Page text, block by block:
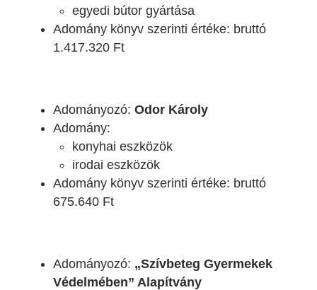
egyedi bútor gyártása
Adomány könyv szerinti értéke: bruttó
1.417.320 Ft
Adományozó: Odor Károly
Adomány:
konyhai eszközök
irodai eszközök
Adomány könyv szerinti értéke: bruttó
675.640 Ft
Adományozó: „Szívbeteg Gyermekek
Védelmében” Alapítvány